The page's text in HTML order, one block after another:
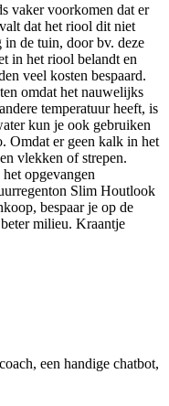
vaker voorkomen dat er
dat het riool dit niet
de tuin, door bv. deze
in het riool belandt en
veel kosten bespaard.
omdat het nauwelijks
temperatuur heeft, is
kun je ook gebruiken
Omdat er geen kalk in het
vlekken of strepen.
opgevangen
Slim Houtlook
bespaar je op de
milieu. Kraantje
een handige chatbot,